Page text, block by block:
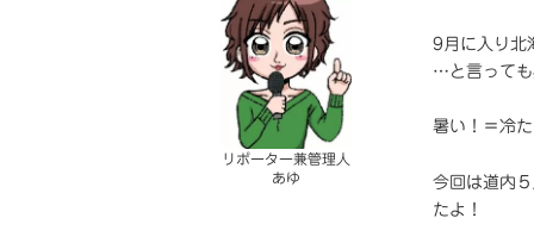
リポーター兼管理人
あゆ
9月に入り北
…と言っても
暑い！＝冷
今回は道内
たよ！